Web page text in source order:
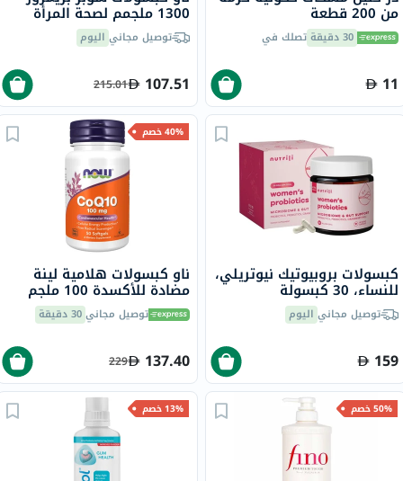
من 200 قطعة
30 دقيقة تصلك في
11
1300 ملجمم لصحة المرأة
حزمة من 120 كبسولة
توصيل مجاني اليوم
107.51
215.01
كبسولات بروبيوتيك نيوتريلي،
للنساء، 30 كبسولة
توصيل مجاني اليوم
159
40% خصم
ناو كبسولات هلامية لينة
مضادة للأكسدة 100 ملجم
لصحة القلب والطاقة، حزمة
من 50 توصيل مجاني30 دقيقة
137.40
229
50% خصم 13% خصم